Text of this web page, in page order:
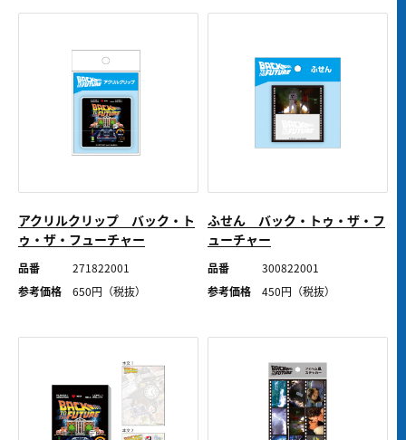
アクリルクリップ バック・ト
ゥ・ザ・フューチャー
品番
271822001
参考価格
650円（税抜）
ふせん バック・トゥ・ザ・フ
ューチャー
品番
300822001
参考価格
450円（税抜）